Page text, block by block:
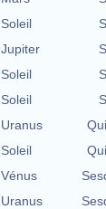
Soleil
Jupiter
Soleil
Soleil
Uranus
Soleil
Vénus
Uranus